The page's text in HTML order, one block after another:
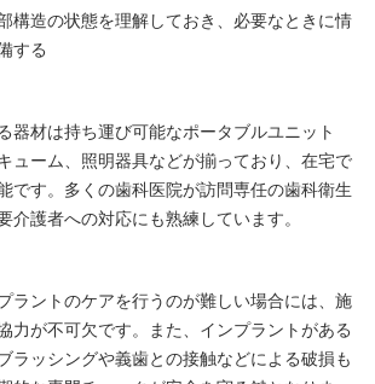
構造の状態を理解しておき、必要なときに情
する
器材は持ち運び可能なポータブルユニット
ューム、照明器具などが揃っており、在宅で
です。多くの歯科医院が訪問専任の歯科衛生
介護者への対応にも熟練しています。
ラントのケアを行うのが難しい場合には、施
力が不可欠です。また、インプラントがある
ラッシングや義歯との接触などによる破損も